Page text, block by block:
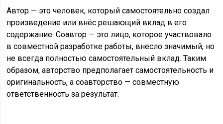
Автор — это человек, который самостоятельно создал
произведение или внёс решающий вклад в его
содержание. Соавтор — это лицо, которое участвовало
в совместной разработке работы, внесло значимый, но
не всегда полностью самостоятельный вклад. Таким
образом, авторство предполагает самостоятельность и
оригинальность, а соавторство — совместную
ответственность за результат.